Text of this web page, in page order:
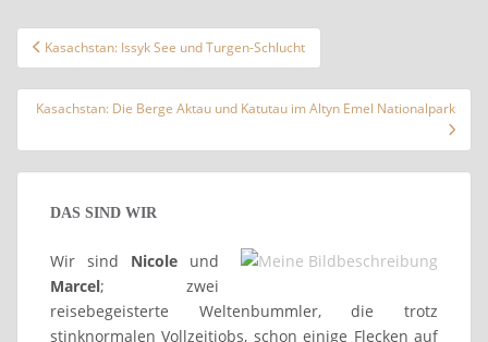
Beitragsnavigation
Kasachstan: Issyk See und Turgen-Schlucht
Kasachstan: Die Berge Aktau und Katutau im Altyn Emel Nationalpark
DAS SIND WIR
Wir sind Nicole und
Marcel; zwei
reisebegeisterte Weltenbummler, die trotz
stinknormalen Vollzeitjobs, schon einige Flecken auf